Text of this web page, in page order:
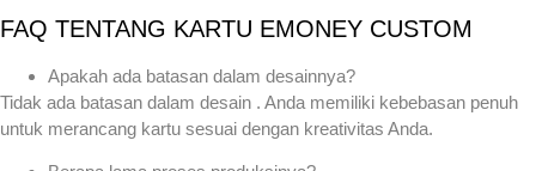
FAQ TENTANG KARTU EMONEY CUSTOM
Apakah ada batasan dalam desainnya?
Tidak ada batasan dalam desain . Anda memiliki kebebasan penuh
untuk merancang kartu sesuai dengan kreativitas Anda.